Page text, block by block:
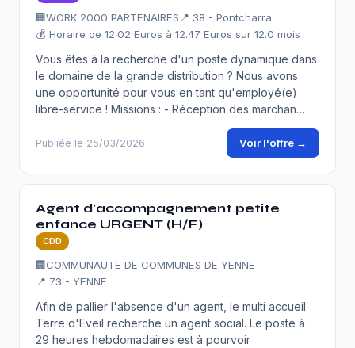
🏢WORK 2000 PARTENAIRES 📍 38 - Pontcharra
💰 Horaire de 12.02 Euros à 12.47 Euros sur 12.0 mois
Vous êtes à la recherche d'un poste dynamique dans
le domaine de la grande distribution ? Nous avons
une opportunité pour vous en tant qu'employé(e)
libre-service ! Missions : - Réception des marchan…
Publiée le 25/03/2026 Voir l'offre →
Agent d'accompagnement petite
enfance URGENT (H/F)
CDD
🏢COMMUNAUTE DE COMMUNES DE YENNE
📍 73 - YENNE
Afin de pallier l'absence d'un agent, le multi accueil
Terre d'Eveil recherche un agent social. Le poste à
29 heures hebdomadaires est à pourvoir